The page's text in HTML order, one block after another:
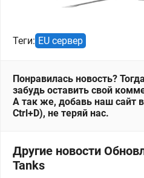
Теги: EU сервер
Понравилась новость?
забудь оставить свой
А так же, добавь наш сайт
Ctrl+D), не теряй нас.
Другие новости
Tanks